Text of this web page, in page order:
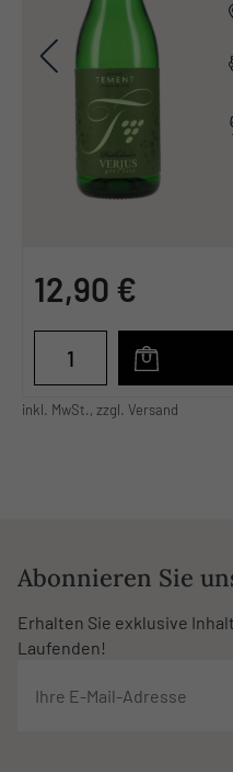
12,90 €
inkl. MwSt., zzgl. Versand
Abonnieren Sie
Erhalten Sie exklusive
Laufenden!